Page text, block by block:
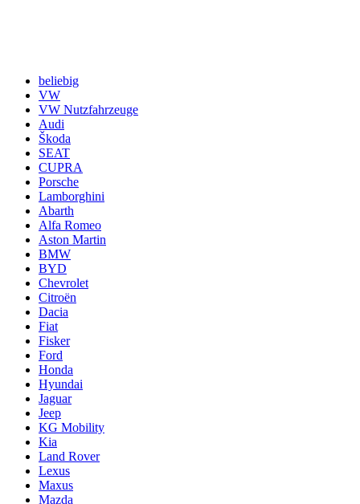
beliebig
VW
VW Nutzfahrzeuge
Audi
Škoda
SEAT
CUPRA
Porsche
Lamborghini
Abarth
Alfa Romeo
Aston Martin
BMW
BYD
Chevrolet
Citroën
Dacia
Fiat
Fisker
Ford
Honda
Hyundai
Jaguar
Jeep
KG Mobility
Kia
Land Rover
Lexus
Maxus
Mazda